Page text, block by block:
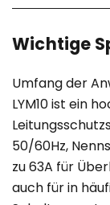
Wichtige
Umfang der
LYM10 ist ein
50/60Hz,
zu 63A für
auch für in